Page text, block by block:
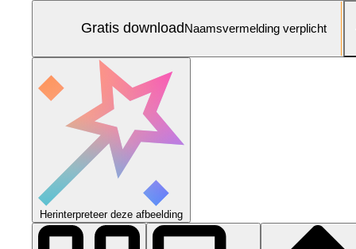
Gratis downloadNaamsvermelding verplicht
Herinterpreteer deze afbeelding